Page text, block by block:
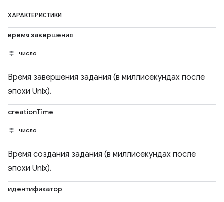
ХАРАКТЕРИСТИКИ
время завершения
число
Время завершения задания (в миллисекундах после
эпохи Unix).
creationTime
число
Время создания задания (в миллисекундах после
эпохи Unix).
идентификатор